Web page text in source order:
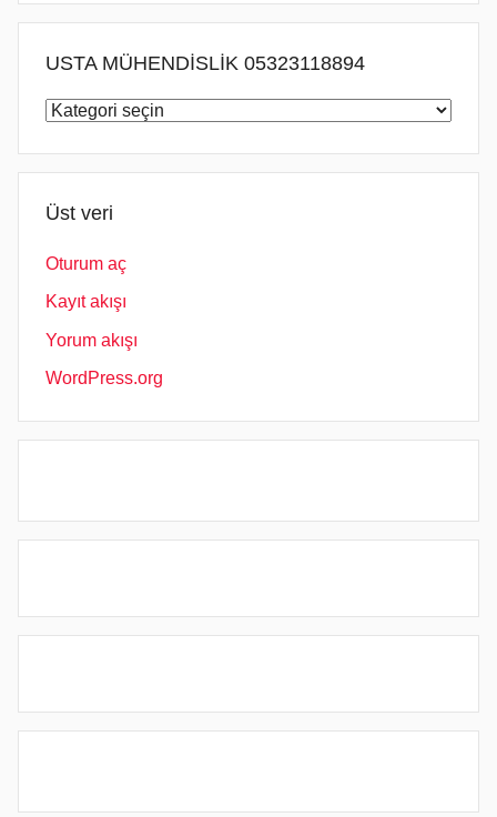
USTA MÜHENDİSLİK 05323118894
USTA
05323118894
Üst veri
Oturum aç
Kayıt akışı
Yorum akışı
WordPress.org